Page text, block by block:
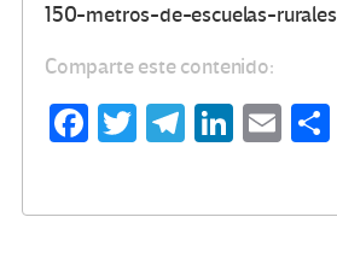
150-metros-de-escuelas-rurales
Comparte este contenido:
Fa T
Te
Li
E